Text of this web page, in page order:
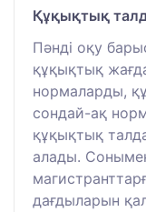
Құқықтық
Пәнді оқу
құқықтық
нормаларды,
сондай-ақ
құқықтық
алады.
дағдыларын